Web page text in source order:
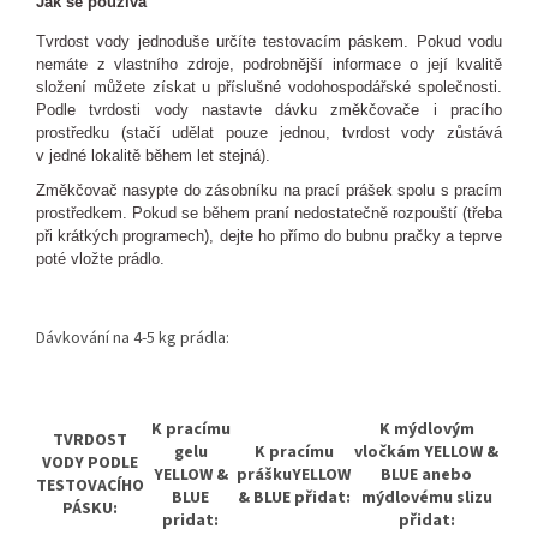
Tvrdost vody jednoduše určítetestovacím páskem. Pokud vodu
nemáte z vlastního zdroje, podrobnější informace o její kvalitě
složení můžete získat u příslušné vodohospodářské společnosti.
Podle tvrdosti vody nastavte dávku změkčovače i pracího
prostředku (stačí udělat pouze jednou, tvrdost vody zůstává
v jedné lokalitě během let stejná).
Změkčovač nasypte do zásobníku na prací prášek spolu s pracím
prostředkem. Pokud se během praní nedostatečně rozpouští (třeba
při krátkých programech), dejte ho přímo do bubnu pračky a teprve
poté vložte prádlo.
Dávkování na 4-5 kg prádla:
TVRDOST
VODY PODLE
TESTOVACÍHO
PÁSKU:
K pracímu
gelu
YELLOW &
BLUE
pridat:
K pracímu
práškuYELLOW
& BLUE přidat:
K mýdlovým
vločkám YELLOW &
BLUE anebo
mýdlovému slizu
přidat: